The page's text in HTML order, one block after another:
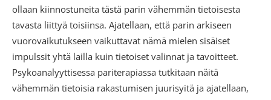
ollaan kiinnostuneita tästä parin vähemmän tietoisesta
tavasta liittyä toisiinsa. Ajatellaan, että parin arkiseen
vuorovaikutukseen vaikuttavat nämä mielen sisäiset
impulssit yhtä lailla kuin tietoiset valinnat ja tavoitteet.
Psykoanalyyttisessa pariterapiassa tutkitaan näitä
vähemmän tietoisia rakastumisen juurisyitä ja ajatellaan,